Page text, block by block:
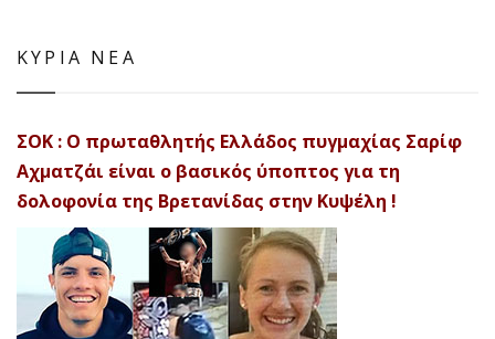
ΚΥΡΙΑ ΝΕΑ
ΣΟΚ : Ο πρωταθλητής Ελλάδος πυγμαχίας Σαρίφ
Αχματζάι είναι ο βασικός ύποπτος για τη
δολοφονία της Βρετανίδας στην Κυψέλη !